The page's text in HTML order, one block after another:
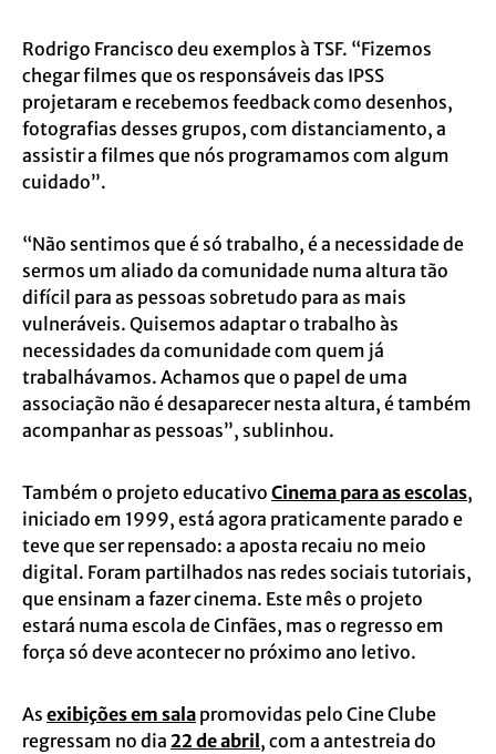
Rodrigo Francisco deu exemplos à TSF. “Fizemos
chegar filmes que os responsáveis das IPSS
projetaram e recebemos feedback como desenhos,
fotografias desses grupos, com distanciamento, a
assistir a filmes que nós programamos com algum
cuidado”.
“Não sentimos que é só trabalho, é a necessidade de
sermos um aliado da comunidade numa altura tão
difícil para as pessoas sobretudo para as mais
vulneráveis. Quisemos adaptar o trabalho às
necessidades da comunidade com quem já
trabalhávamos. Achamos que o papel de uma
associação não é desaparecer nesta altura, é também
acompanhar as pessoas”, sublinhou.
Também o projeto educativo Cinema para as escolas,
iniciado em 1999, está agora praticamente parado e
teve que ser repensado: a aposta recaiu no meio
digital. Foram partilhados nas redes sociais tutoriais,
que ensinam a fazer cinema. Este mês o projeto
estará numa escola de Cinfães, mas o regresso em
força só deve acontecer no próximo ano letivo.
As exibições em sala promovidas pelo Cine Clube
regressam no dia 22 de abril , com a antestreia do